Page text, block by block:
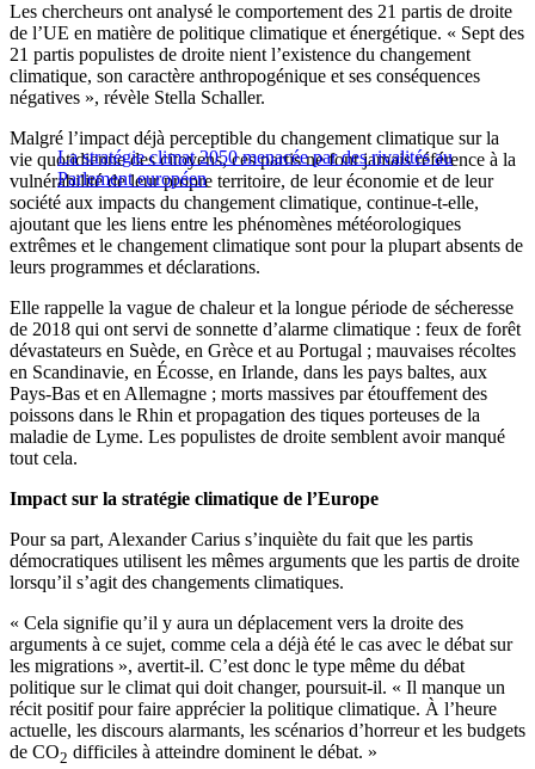
Les chercheurs ont analysé le comportement des 21 partis de droite
de l’UE en matière de politique climatique et énergétique. « Sept des
21 partis populistes de droite nient l’existence du changement
climatique, son caractère anthropogénique et ses conséquences
négatives », révèle Stella Schaller.
La stratégie climat 2050 menacée par des rivalités au
Parlement européen
Malgré l’impact déjà perceptible du changement climatique sur la
vie quotidienne des citoyens, ces partis ne font jamais référence à la
vulnérabilité de leur propre territoire, de leur économie et de leur
société aux impacts du changement climatique, continue-t-elle,
ajoutant que les liens entre les phénomènes météorologiques
extrêmes et le changement climatique sont pour la plupart absents de
leurs programmes et déclarations.
Elle rappelle la vague de chaleur et la longue période de sécheresse
de 2018 qui ont servi de sonnette d’alarme climatique : feux de forêt
dévastateurs en Suède, en Grèce et au Portugal ; mauvaises récoltes
en Scandinavie, en Écosse, en Irlande, dans les pays baltes, aux
Pays-Bas et en Allemagne ; morts massives par étouffement des
poissons dans le Rhin et propagation des tiques porteuses de la
maladie de Lyme. Les populistes de droite semblent avoir manqué
tout cela.
Impact sur la stratégie climatique de l’Europe
Pour sa part, Alexander Carius s’inquiète du fait que les partis
démocratiques utilisent les mêmes arguments que les partis de droite
lorsqu’il s’agit des changements climatiques.
« Cela signifie qu’il y aura un déplacement vers la droite des
arguments à ce sujet, comme cela a déjà été le cas avec le débat sur
les migrations », avertit-il. C’est donc le type même du débat
politique sur le climat qui doit changer, poursuit-il. « Il manque un
récit positif pour faire apprécier la politique climatique. À l’heure
actuelle, les discours alarmants, les scénarios d’horreur et les budgets
de CO2 difficiles à atteindre dominent le débat. »